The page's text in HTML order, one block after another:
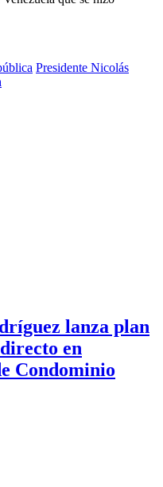
Presidente Nicolás
lanza plan
en
Condominio